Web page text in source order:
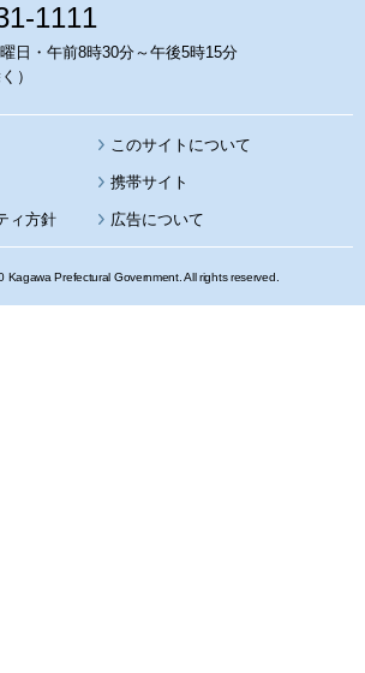
1111
日・午前8時30分～午後5時15分
）
このサイトについて
携帯サイト
ィ方針 広告について
Kagawa Prefectural Government. All rights reserved.